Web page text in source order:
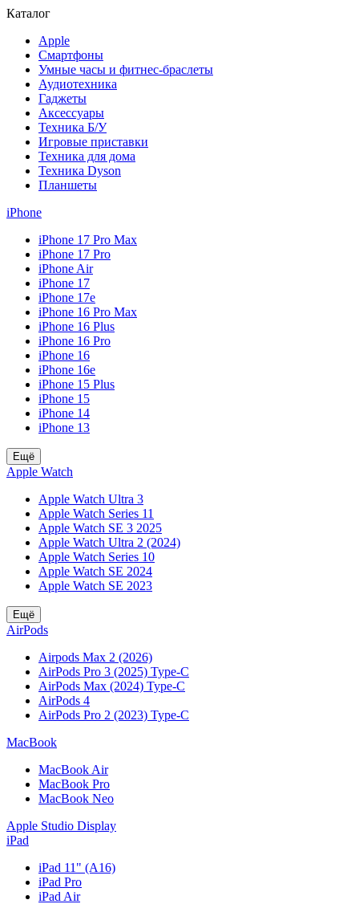
Каталог
Apple
Смартфоны
Умные часы и фитнес-браслеты
Аудиотехника
Гаджеты
Аксессуары
Техника Б/У
Игровые приставки
Техника для дома
Техника Dyson
Планшеты
iPhone
iPhone 17 Pro Max
iPhone 17 Pro
iPhone Air
iPhone 17
iPhone 17e
iPhone 16 Pro Max
iPhone 16 Plus
iPhone 16 Pro
iPhone 16
iPhone 16e
iPhone 15 Plus
iPhone 15
iPhone 14
iPhone 13
Ещё
Apple Watch
Apple Watch Ultra 3
Apple Watch Series 11
Apple Watch SE 3 2025
Apple Watch Ultra 2 (2024)
Apple Watch Series 10
Apple Watch SE 2024
Apple Watch SE 2023
Ещё
AirPods
Airpods Max 2 (2026)
AirPods Pro 3 (2025) Type-C
AirPods Max (2024) Type-C
AirPods 4
AirPods Pro 2 (2023) Type-C
MacBook
MacBook Air
MacBook Pro
MacBook Neo
Apple Studio Display
iPad
iPad 11" (A16)
iPad Pro
iPad Air